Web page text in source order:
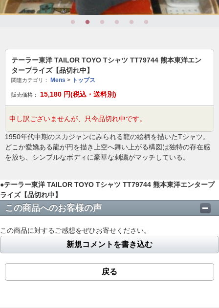
テーラー東洋 TAILOR TOYO Tシャツ TT79744 熊本東洋エン
タープライズ【品切れ中】
関連カテゴリ： Mens > トップス
販売価格： 15,180 円(税込・送料別)
申し訳ございませんが、只今品切れ中です。
1950年代中期のスカジャンにみられる龍の絵柄を描いたTシャツ。
どこか愛嬌ある龍が円を描き上空へ舞い上がる構図は独特の存在感
を放ち、シンプルなボディに豪華な刺繍がマッチしている。
●テーラー東洋 TAILOR TOYO Tシャツ TT79744 熊本東洋エンタープ
ライズ【品切れ中】
この商品へのお客様の声
この商品に対するご感想をぜひお寄せください。
新規コメントを書き込む
戻る